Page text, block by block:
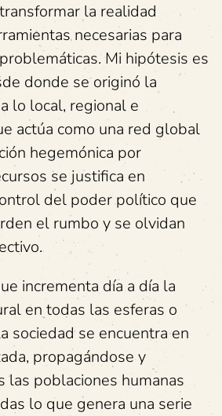
la realidad
necesarias para
Mi hipótesis es
donde se originó la
lo local, regional e
actúa como una red global
hegemónica por
se justifica en
del poder político que
el rumbo y se olvidan
incrementa día a día la
en todas las esferas o
sociedad se encuentra en
propagándose y
las poblaciones humanas
lo que genera una serie